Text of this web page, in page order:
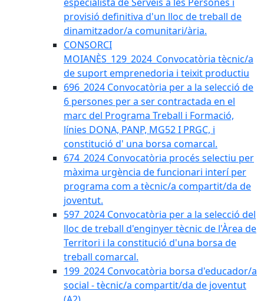
provisió definitiva d'un lloc de treball de
dinamitzador/a comunitari/ària.
CONSORCI
MOIANÈS_129_2024_Convocatòria tècnic/a
de suport emprenedoria i teixit productiu
696_2024 Convocatòria per a la selecció de
6 persones per a ser contractada en el
marc del Programa Treball i Formació,
línies DONA, PANP, MG52 I PRGC, i
constitució d' una borsa comarcal.
674_2024 Convocatòria procés selectiu per
màxima urgència de funcionari interí per
programa com a tècnic/a compartit/da de
joventut.
597_2024 Convocatòria per a la selecció del
lloc de treball d'enginyer tècnic de l'Àrea de
Territori i la constitució d'una borsa de
treball comarcal.
199_2024 Convocatòria borsa d'educador/a
social - tècnic/a compartit/da de joventut